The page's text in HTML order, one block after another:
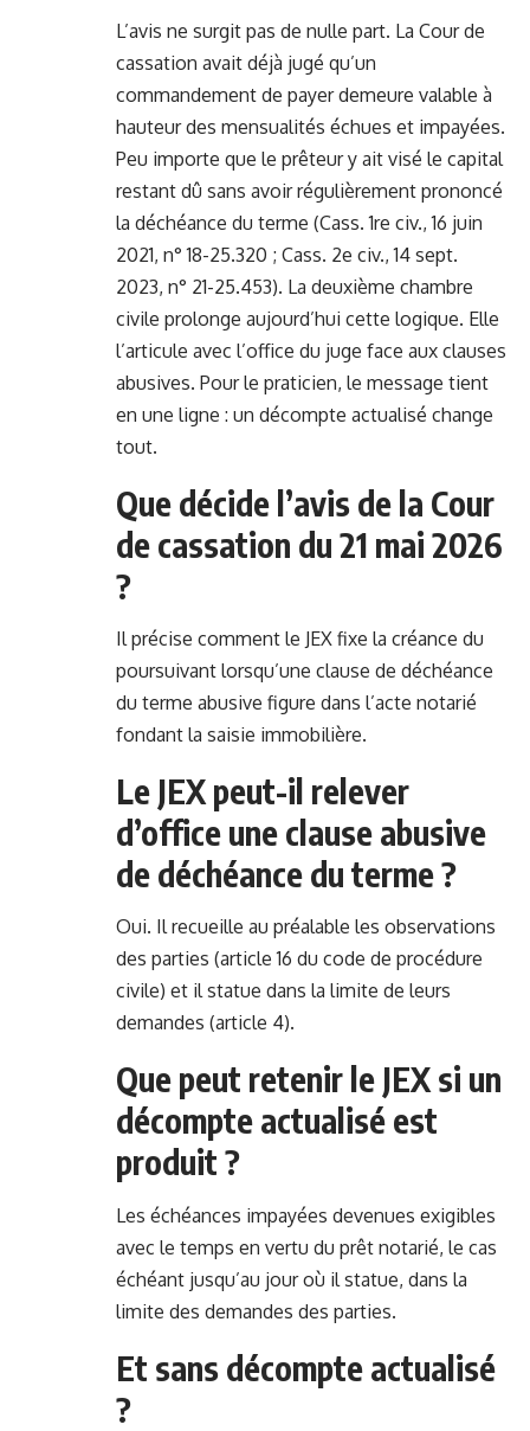
L’avis ne surgit pas de nulle part. La Cour de
cassation avait déjà jugé qu’un
commandement de payer demeure valable à
hauteur des mensualités échues et impayées.
Peu importe que le prêteur y ait visé le capital
restant dû sans avoir régulièrement prononcé
la déchéance du terme (Cass. 1re civ., 16 juin
2021, n° 18-25.320 ; Cass. 2e civ., 14 sept.
2023, n° 21-25.453). La deuxième chambre
civile prolonge aujourd’hui cette logique. Elle
l’articule avec l’office du juge face aux clauses
abusives. Pour le praticien, le message tient
en une ligne : un décompte actualisé change
tout.
Que décide l’avis de la Cour
de cassation du 21 mai 2026
?
Il précise comment le JEX fixe la créance du
poursuivant lorsqu’une clause de déchéance
du terme abusive figure dans l’acte notarié
fondant la saisie immobilière.
Le JEX peut-il relever
d’office une clause abusive
de déchéance du terme ?
Oui. Il recueille au préalable les observations
des parties (article 16 du code de procédure
civile) et il statue dans la limite de leurs
demandes (article 4).
Que peut retenir le JEX si un
décompte actualisé est
produit ?
Les échéances impayées devenues exigibles
avec le temps en vertu du prêt notarié, le cas
échéant jusqu’au jour où il statue, dans la
limite des demandes des parties.
Et sans décompte actualisé
?